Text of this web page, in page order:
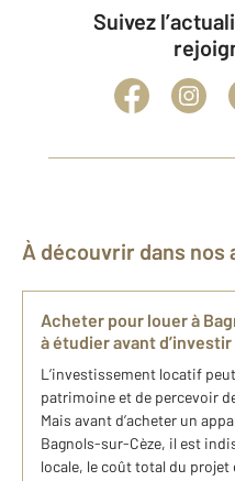
Suivez l’actualité immobilière et
À découvrir dans
Acheter pour louer à
à étudier avant d’investir
L’investissement locatif
patrimoine et de percevoir
Mais avant d’acheter un
Bagnols-sur-Cèze, il est
locale, le coût total du